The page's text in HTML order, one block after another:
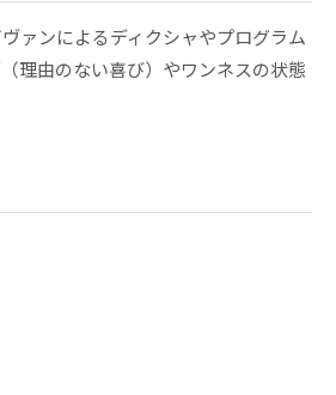
ァンによるディクシャやプログラム
理由のない喜び）やワンネスの状態